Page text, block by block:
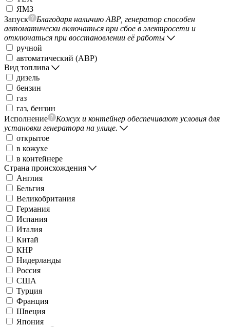
ЯМЗ
Запуск
Благодаря наличию АВР, генератор способен
автоматически включаться при сбое в электросети и
отключаться при восстановлении её работы
ручной
автоматический (АВР)
Вид топлива
дизель
бензин
газ
газ, бензин
Исполнение
Кожух и контейнер обеспечивают условия для
установки генератора на улице.
открытое
в кожухе
в контейнере
Страна происхождения
Англия
Бельгия
Великобритания
Германия
Испания
Италия
Китай
КНР
Нидерланды
Россия
США
Турция
Франция
Швеция
Япония